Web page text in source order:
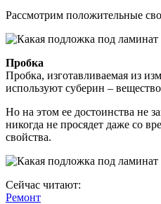
Рассмотрим положительные
Пробка
Пробка, изготавливаемая из
используют суберин –
Но на этом ее достоинства не
никогда не просядет даже со
свойства.
Сейчас читают:
Ремонт